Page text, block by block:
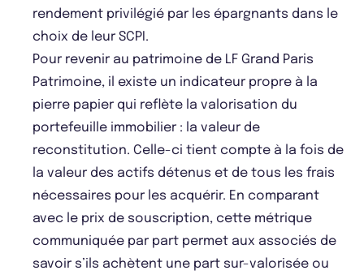
rendement privilégié par les épargnants dans le
choix de leur SCPI.
Pour revenir au patrimoine de LF Grand Paris
Patrimoine, il existe un indicateur propre à la
pierre papier qui reflète la valorisation du
portefeuille immobilier : la valeur de
reconstitution. Celle-ci tient compte à la fois de
la valeur des actifs détenus et de tous les frais
nécessaires pour les acquérir. En comparant
avec le prix de souscription, cette métrique
communiquée par part permet aux associés de
savoir s’ils achètent une part sur-valorisée ou